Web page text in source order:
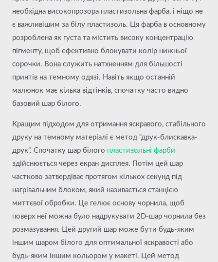
необхідна високопрозора пластизольна фарба, і ніщо не
є важливішим за білу пластизоль. Ця фарба в основному
розроблена як густа та містить високу концентрацію
пігменту, щоб ефективно блокувати колір нижньої
сорочки. Вона служить натхненням для більшості
принтів на темному одязі. Навіть якщо останній
малюнок має кілька відтінків, спочатку часто видно
базовий шар білого.
Кращим підходом для отримання яскравого, стабільного
друку на темному матеріалі є метод “друк-блискавка-
друк”. Спочатку шар білого пластизольні фарби
здійснюється через екран дисплея. Потім цей шар
частково затвердіває протягом кількох секунд під
нагрівальним блоком, який називається станцією
миттєвої обробки. Це гелює основу чорнила, щоб
поверх неї можна було надрукувати 2D-шар чорнила без
розмазування. Цей другий шар може бути будь-яким
іншим шаром білого для оптимальної яскравості або
будь-яким іншим кольором у макеті. Цей метод